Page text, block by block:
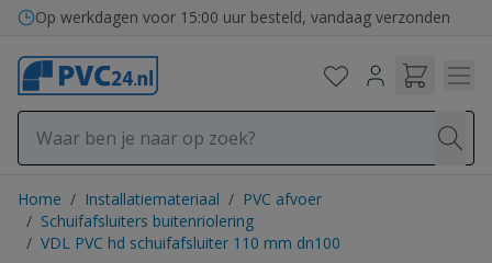
Ga naar de inhoud
Op werkdagen voor 15:00 uur besteld, vandaag verzonden
Home / Installatiemateriaal / PVC afvoer
/ Schuifafsluiters buitenriolering
/ VDL PVC hd schuifafsluiter 110 mm dn100